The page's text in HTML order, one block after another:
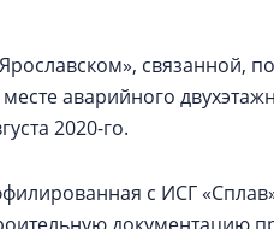
связанной,
аварийного
2020-го.
с ИСГ